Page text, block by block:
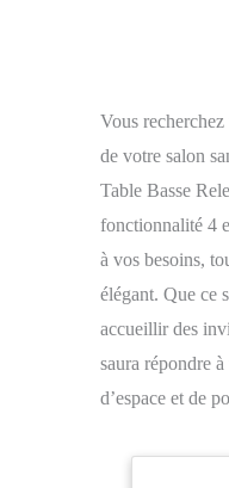
Vous
de votre salon
Table Basse
fonctionnalité 4
à vos besoins,
élégant. Que ce
accueillir des
saura répondre
d’espace et de